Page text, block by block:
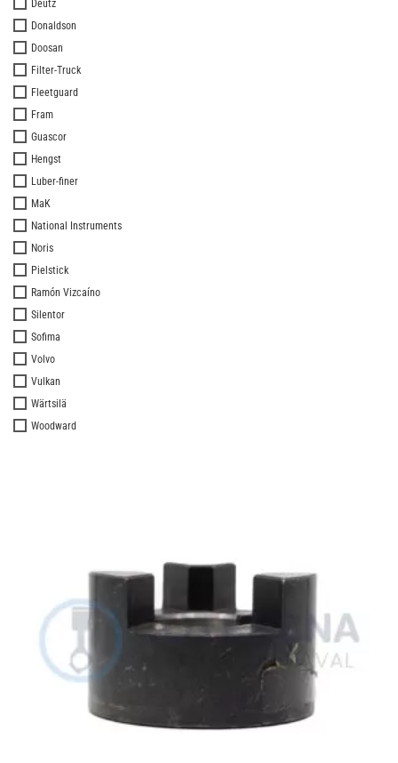
Deutz
Donaldson
Doosan
Filter-Truck
Fleetguard
Fram
Guascor
Hengst
Luber-finer
MaK
National Instruments
Noris
Pielstick
Ramón Vizcaíno
Silentor
Sofima
Volvo
Vulkan
Wärtsilä
Woodward